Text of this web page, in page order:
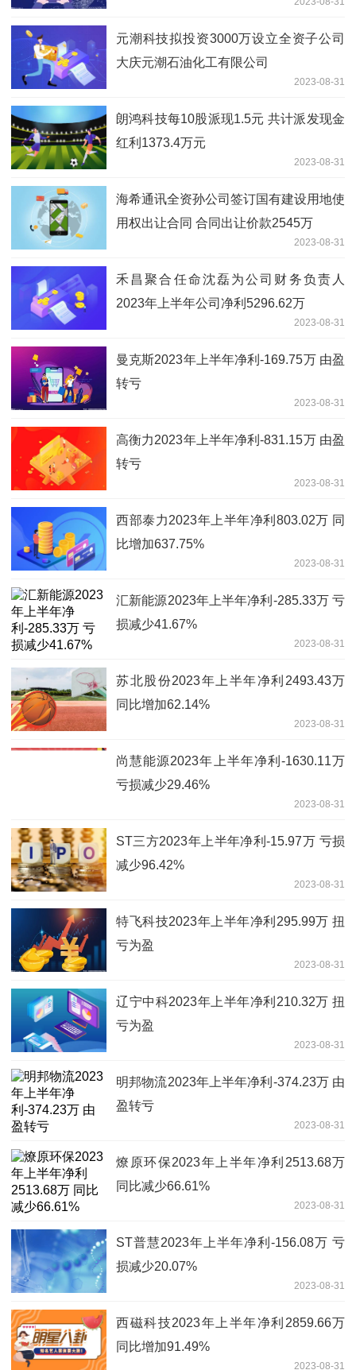
元潮科技拟投资3000万设立全资子公司
大庆元潮石油化工有限公司
2023-08-31
朗鸿科技每10股派现1.5元 共计派发现金
红利1373.4万元
2023-08-31
海希通讯全资孙公司签订国有建设用地使
用权出让合同 合同出让价款2545万
2023-08-31
禾昌聚合任命沈磊为公司财务负责人
2023年上半年公司净利5296.62万
2023-08-31
曼克斯2023年上半年净利-169.75万 由盈
转亏
2023-08-31
高衡力2023年上半年净利-831.15万 由盈
转亏
2023-08-31
西部泰力2023年上半年净利803.02万 同
比增加637.75%
2023-08-31
汇新能源2023年上半年净利-285.33万 亏
损减少41.67%
2023-08-31
苏北股份2023年上半年净利2493.43万
同比增加62.14%
2023-08-31
尚慧能源2023年上半年净利-1630.11万
亏损减少29.46%
2023-08-31
ST三方2023年上半年净利-15.97万 亏损
减少96.42%
2023-08-31
特飞科技2023年上半年净利295.99万 扭
亏为盈
2023-08-31
辽宁中科2023年上半年净利210.32万 扭
亏为盈
2023-08-31
明邦物流2023年上半年净利-374.23万 由
盈转亏
2023-08-31
燎原环保2023年上半年净利2513.68万
同比减少66.61%
2023-08-31
ST普慧2023年上半年净利-156.08万 亏
损减少20.07%
2023-08-31
西磁科技2023年上半年净利2859.66万
同比增加91.49%
2023-08-31